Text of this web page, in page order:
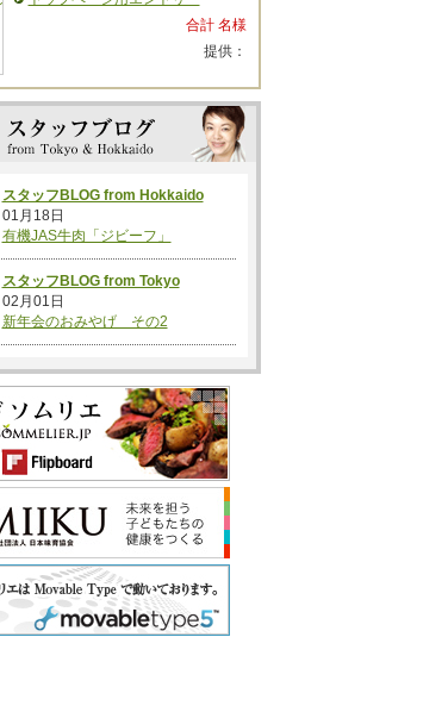
合計 名様
提供：
スタッフBLOG from Hokkaido
01月18日
有機JAS牛肉「ジビーフ」
スタッフBLOG from Tokyo
02月01日
新年会のおみやげ その2